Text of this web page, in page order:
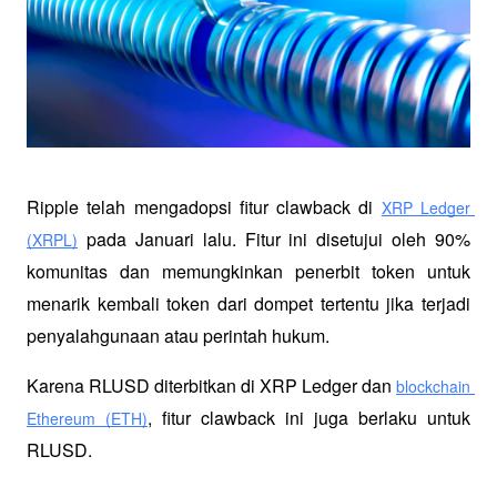
Ripple telah mengadopsi fitur clawback di XRP Ledger
(XRPL) pada Januari lalu. Fitur ini disetujui oleh 90%
komunitas dan memungkinkan penerbit token untuk
menarik kembali token dari dompet tertentu jika terjadi
penyalahgunaan atau perintah hukum.
Karena RLUSD diterbitkan di XRP Ledger dan blockchain
Ethereum (ETH), fitur clawback ini juga berlaku untuk
RLUSD.